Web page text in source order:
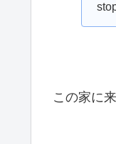
この家に